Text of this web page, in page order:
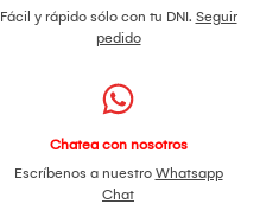
Fácil y rápido sólo con tu DNI. Seguir
pedido
Chatea con nosotros
Escríbenos a nuestro Whatsapp
Chat